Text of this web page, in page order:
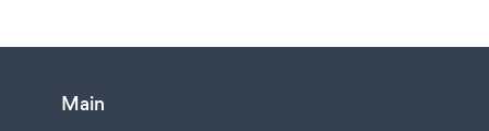
Main